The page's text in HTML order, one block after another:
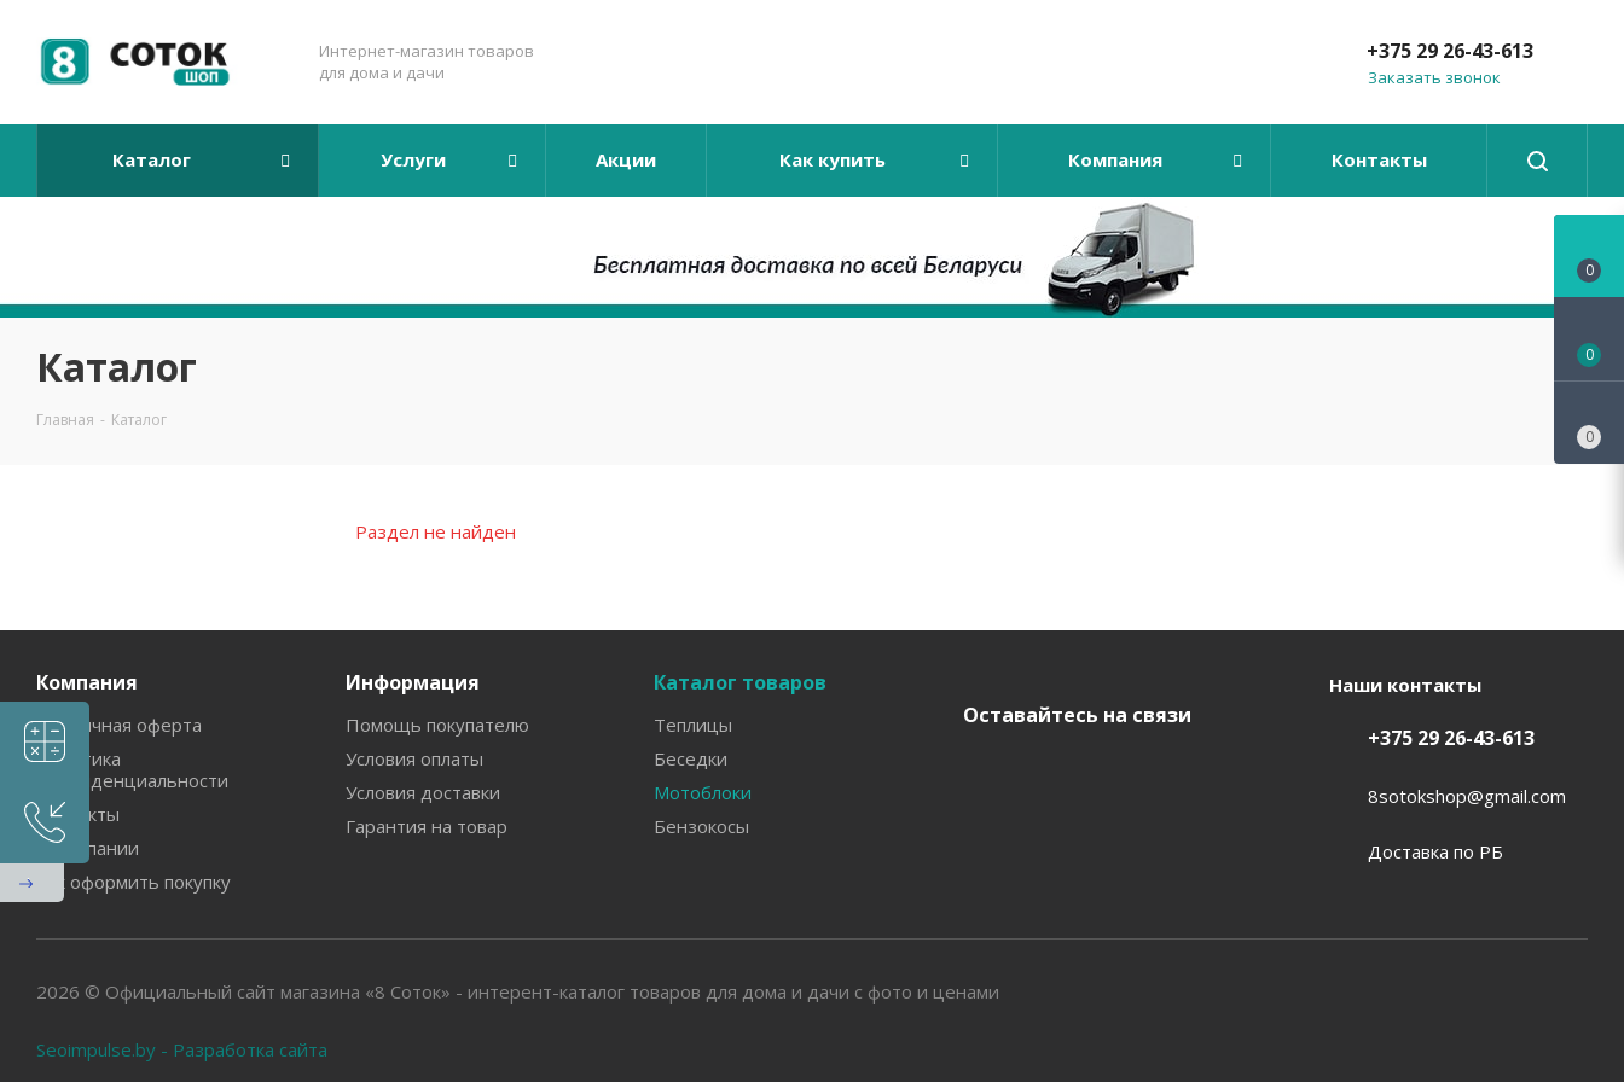
Интернет-магазин товаров
для дома и дачи
+375 29 26-43-613
Заказать звонок
Каталог Услуги Акции Как купить Компания Контакты
Каталог
Главная - Каталог
Раздел не найден
Компания
Публичная оферта
Политика
конфиденциальности
Контакты
О компании
Как оформить покупку
Информация
Помощь покупателю
Условия оплаты
Условия доставки
Гарантия на товар
Каталог товаров
Теплицы
Беседки
Мотоблоки
Бензокосы
Оставайтесь на связи
Наши контакты
+375 29 26-43-613
8sotokshop@gmail.com
Доставка по РБ
2026 © Официальный сайт магазина «8 Соток» - интерент-каталог товаров для дома и дачи с фото и ценами
Seoimpulse.by - Разработка сайта
0
0
0